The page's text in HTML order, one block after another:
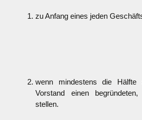
zu Anfang eines jeden
wenn mindestens die Hälfte
Vorstand einen
stellen.